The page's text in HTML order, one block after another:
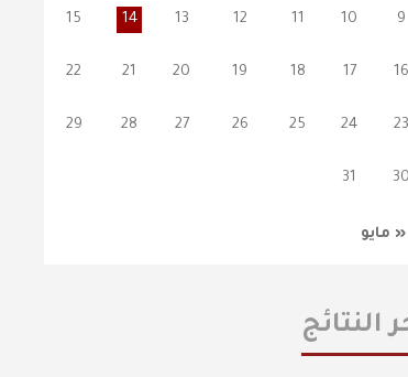
« مايو
9
10
11
12
13
14
15
16
17
18
19
20
21
22
23
24
25
26
27
28
29
30
31
النتائج